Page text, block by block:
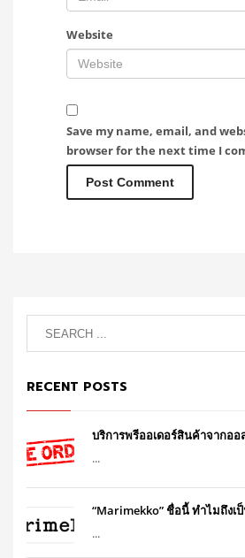
Website
Save my name, email, and
browser for the next time I
RECENT POSTS
บริการพรีออเดอร์สินค้าจากออ
...
“Marimekko” ชื่อนี้ ทำไมถึง
...